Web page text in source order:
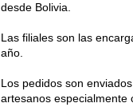
desde Bolivia.
Las filiales son las
año.
Los pedidos son
artesanos especialmente